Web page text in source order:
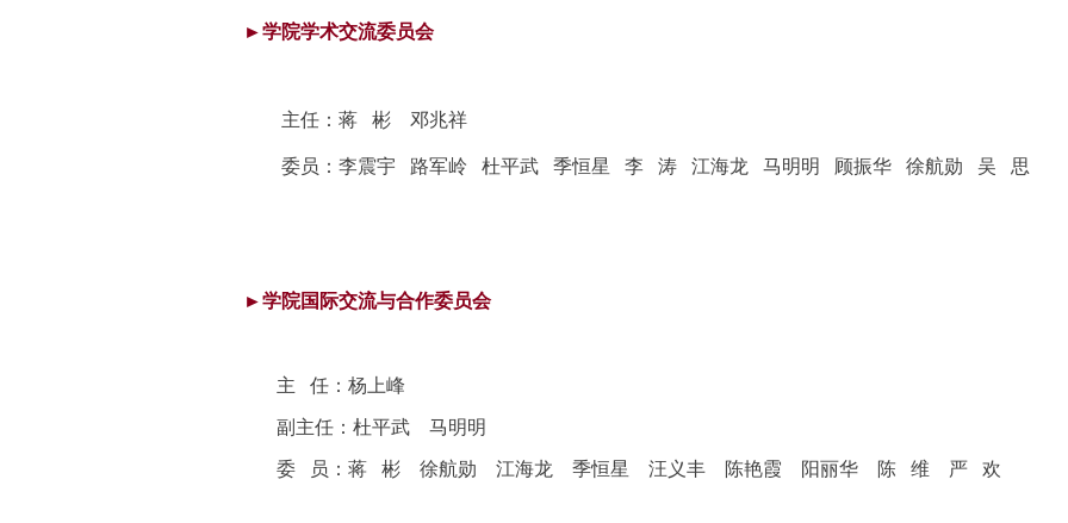
►学院学术交流委员会
主任： 蒋 彬 邓兆祥
委员：李震宇 路军岭 杜平武 季恒星 李 涛 江海龙 马明明 顾振华 徐航勋 吴 思
►学院国际交流与合作委员会
主 任：杨上峰
副主任： 杜平武 马明明
委 员： 蒋 彬 徐航勋 江海龙 季恒星 汪义丰 陈艳霞 阳丽华 陈 维 严 欢